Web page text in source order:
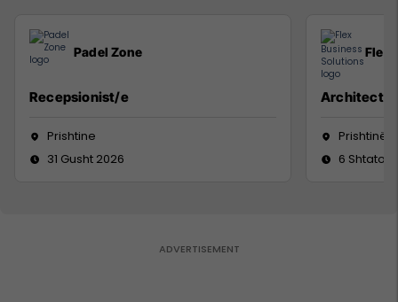
Padel Zone
Recepsionist/e
Prishtine
31 Gusht 2026
Flex
Architect
Prishtinë
6 Shtator